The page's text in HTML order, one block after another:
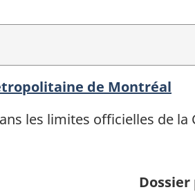
de Montréal
les limites officielles de